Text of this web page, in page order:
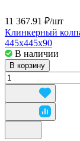
11 367.91 ₽/шт
Клинкерный
445x445x90
В наличии
В корзину